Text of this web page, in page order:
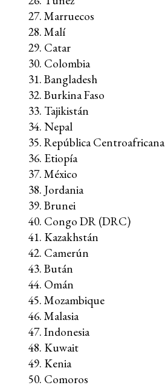
Marruecos
Malí
Catar
Colombia
Bangladesh
Burkina Faso
Tajikistán
Nepal
República Centroafricana
Etiopía
México
Jordania
Brunei
Congo DR (DRC)
Kazakhstán
Camerún
Bután
Omán
Mozambique
Malasia
Indonesia
Kuwait
Kenia
Comoros